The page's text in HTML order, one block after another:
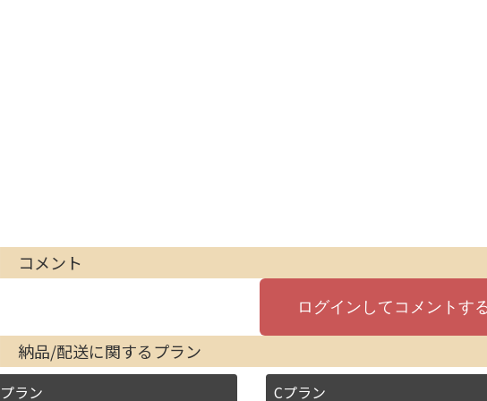
コメント
納品/配送に関するプラン
ラン Cプラン